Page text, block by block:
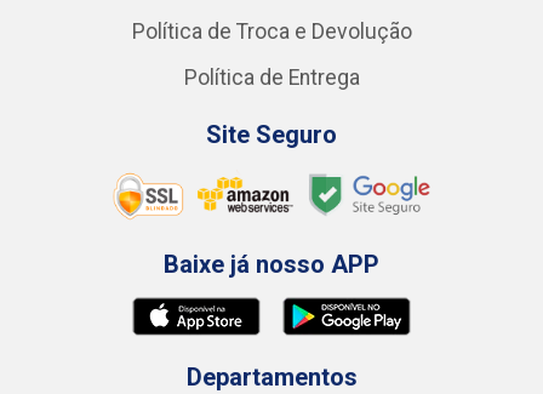
Política de Troca e Devolução
Política de Entrega
Site Seguro
Baixe já nosso APP
Departamentos